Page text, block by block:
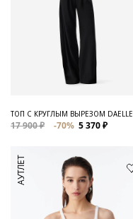
ТОП С КРУГЛЫМ ВЫРЕЗОМ DAELLE
17 900 ₽ -70% 5 370 ₽
АУТЛЕТ